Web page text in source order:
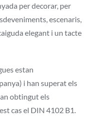
per decorar, per
escenaris,
elegant i un tacte
estan
i han superat els
obtingut els
cas el DIN 4102 B1.